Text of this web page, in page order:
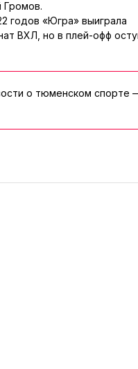
Громов.
годов «Югра» выиграла
ВХЛ, но в плей-офф
о тюменском спорте